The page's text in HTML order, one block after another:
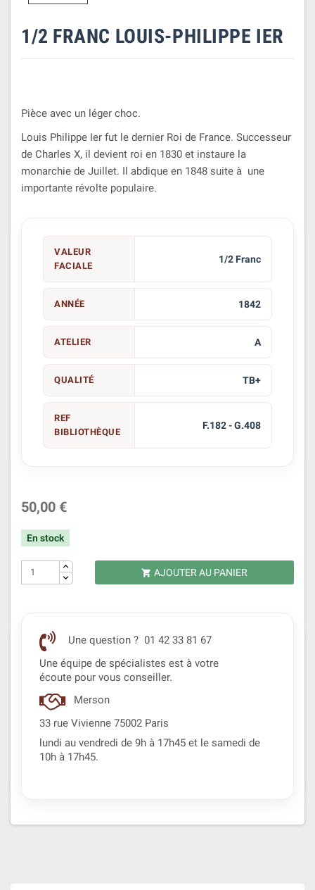
1/2 FRANC LOUIS-PHILIPPE IER
Pièce avec un léger choc.
Louis Philippe Ier fut le dernier Roi de France. Successeur
de Charles X, il devient roi en 1830 et instaure la
monarchie de Juillet. Il abdique en 1848 suite à une
importante révolte populaire.
VALEUR
FACIALE
1/2 Franc
ANNÉE 1842
ATELIER A
QUALITÉ TB+
REF
BIBLIOTHÈQUE
F.182 - G.408
50,00 €
En stock
 AJOUTER AU PANIER
Une question ? 01 42 33 81 67
Une équipe de spécialistes est à votre
écoute pour vous conseiller.
Merson
33 rue Vivienne 75002 Paris
lundi au vendredi de 9h à 17h45 et le samedi de
10h à 17h45.